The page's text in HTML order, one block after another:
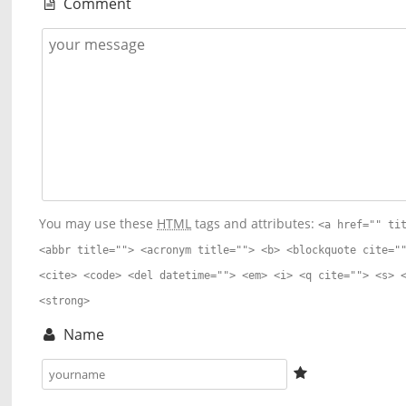
You may use these HTML tags and attributes:<a href=""
<abbr title=""> <acronym title=""> <b> <blockquote
<cite> <code> <del datetime=""> <em> <i> <q cite=""> <s>
<strong>
Name